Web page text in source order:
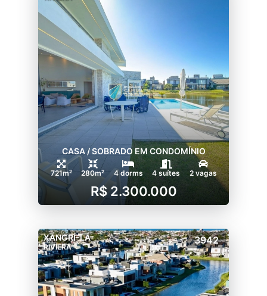
- Varanda com deck pergolado;
- Solarium;
- Piso superior com sala de jogos e terraço;
- Quiosque;
- Playground diferenciado;
- 3 casas do Tarzan;
- 1 barco pirata;
- Ampla área para contemplação e banhos
de sol junto aos espelhos dágua;
- Espaços de convivência sob pergolados;
- 3 ambientes de estar próximos ao clube de
tênis;
- 4 ambientes de estar com pergolados pelo
condomínio;
Veja todas as opções de lotes e casas à
venda no condomínio Riviera, logo abaixo,
faça contato e saiba mais!
CASA / SOBRADO EM CONDOMÍNIO
721m² 280m² 4 dorms 4 suítes 2 vagas
R$ 2.300.000
XANGRI-LÁ
RIVIERA
3942